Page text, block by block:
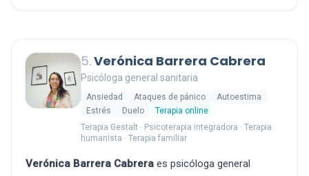
5.Verónica Barrera Cabrera
Psicóloga general sanitaria
Ansiedad Ataques de pánico
Autoestima
Estrés
Duelo
Terapia online
Terapia Gestalt · Psicoterapia integradora · Terapia
humanista · Terapia familiar
Verónica Barrera Cabrera es psicóloga general